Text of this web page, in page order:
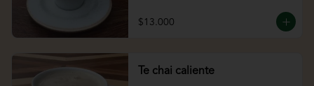
$13.000
Te chai caliente